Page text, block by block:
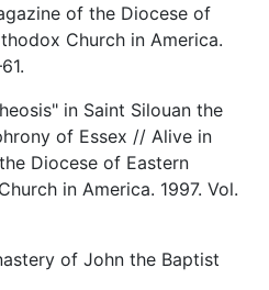
of the Diocese of
Church in America.
in Saint Silouan the
of Essex // Alive in
Diocese of Eastern
in America. 1997. Vol.
of John the Baptist